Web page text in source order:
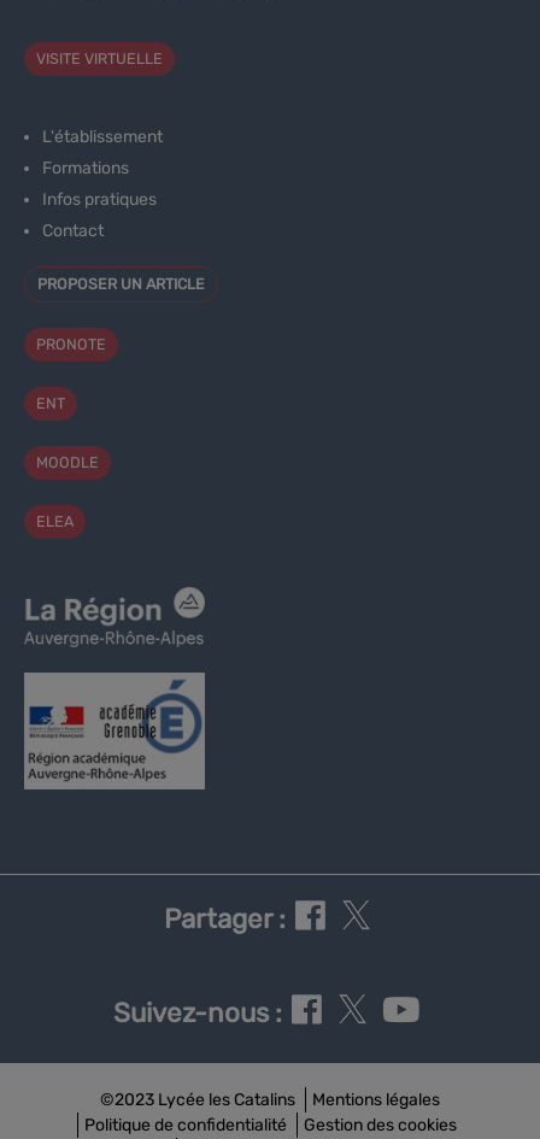
VISITE VIRTUELLE
L'établissement
Formations
Infos pratiques
Contact
PROPOSER UN ARTICLE
PRONOTE
ENT
MOODLE
ELEA
Partager :
Suivez-nous :
©2023 Lycée les Catalins
Mentions légales
Politique de confidentialité
Gestion des cookies